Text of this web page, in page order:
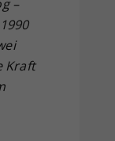
–
Kraft